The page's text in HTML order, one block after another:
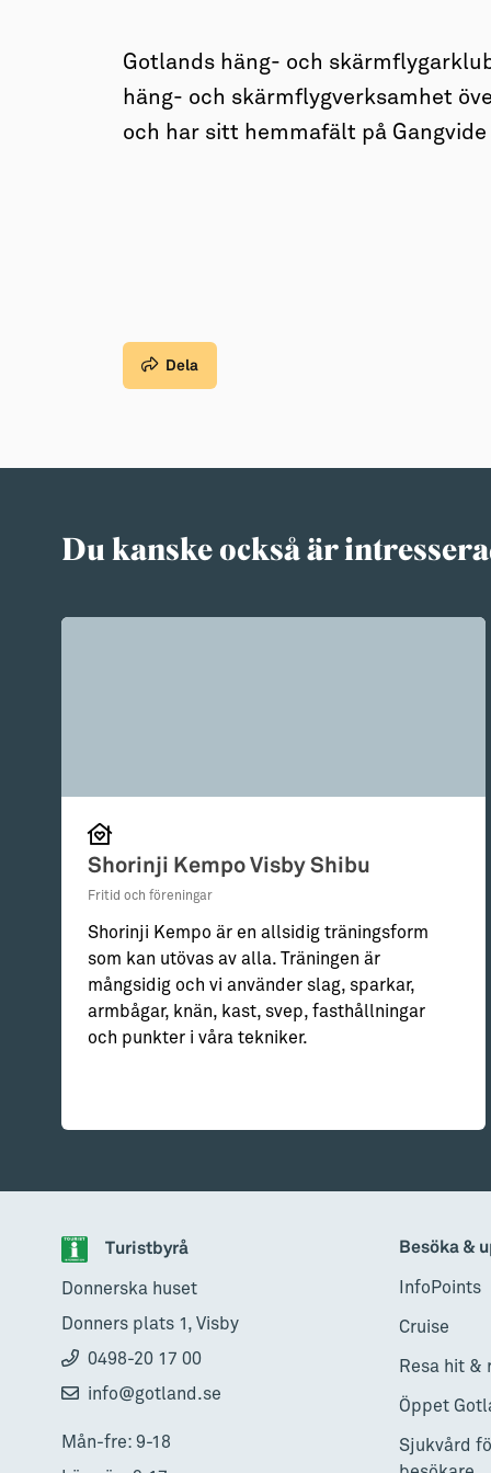
Gotlands häng- och
häng- och skärmflygverksamhet
och har sitt hemmafält på Gangvide
Dela
Du kanske också är
Shorinji Kempo Visby Shibu
Fritid och föreningar
Shorinji Kempo är en allsidig träningsform
som kan utövas av alla. Träningen är
mångsidig och vi använder slag, sparkar,
armbågar, knän, kast, svep, fasthållningar
och punkter i våra tekniker.
Turistbyrå
Donnerska huset
Donners plats 1, Visby
0498-20 17 00
info@gotland.se
Mån-fre: 9-18
Besöka &
InfoPoints
Cruise
Resa hit &
Öppet
Sjukvård